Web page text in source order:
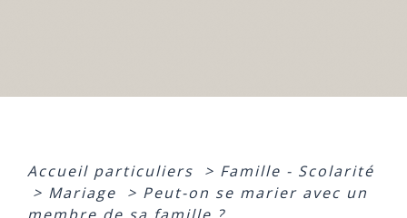
Accueil particuliers > Famille - Scolarité
> Mariage > Peut-on se marier avec un